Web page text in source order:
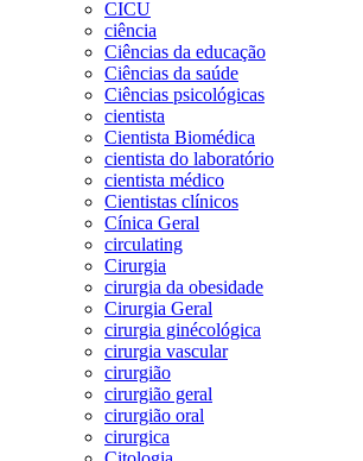
CICU
ciência
Ciências da educação
Ciências da saúde
Ciências psicológicas
cientista
Cientista Biomédica
cientista do laboratório
cientista médico
Cientistas clínicos
Cínica Geral
circulating
Cirurgia
cirurgia da obesidade
Cirurgia Geral
cirurgia ginécológica
cirurgia vascular
cirurgião
cirurgião geral
cirurgião oral
cirurgica